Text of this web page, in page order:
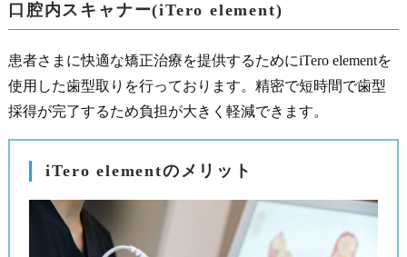
口腔内スキャナー(iTero element)
患者さまに快適な矯正治療を提供するためにiTero elementを
使用した歯型取りを行っております。精密で短時間で歯型
採得が完了するため負担が大きく軽減できます。
iTero elementのメリット